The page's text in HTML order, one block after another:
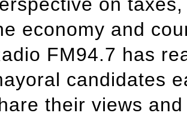
economy and
FM94.7 has
candidates
their views